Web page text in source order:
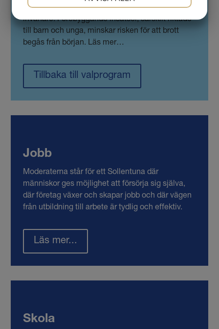
trygga ökar både livskvaliteten och tilliten mellan
invånare. Förebyggande insatser, särskilt riktade
till barn och unga, minskar risken för att brott
begås från början. Läs mer…
Tillbaka till valprogram
Jobb
Moderaterna står för ett Sollentuna där
människor ges möjlighet att försörja sig själva,
där företag växer och skapar jobb och där vägen
från utbildning till arbete är tydlig och effektiv.
Läs mer...
Skola
MARKNADSFÖRING STATISTIK